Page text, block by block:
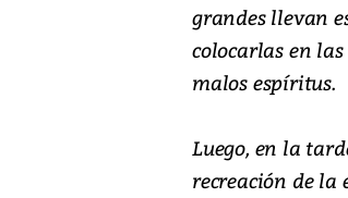
grandes llevan
colocarlas en
malos espíritus.
Luego, en la
recreación de la